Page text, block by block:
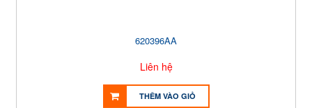
620396AA
Liên hệ
THÊM VÀO GIỎ